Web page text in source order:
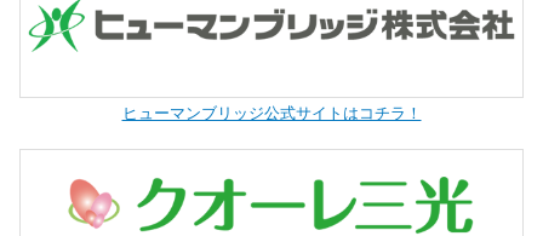
ヒューマンブリッジ公式サイトはコチラ！